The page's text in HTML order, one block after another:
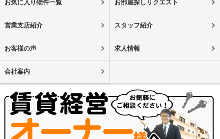
お気に入り物件一覧 お部屋探しリクエスト
営業支店紹介 スタッフ紹介
お客様の声 求人情報
会社案内